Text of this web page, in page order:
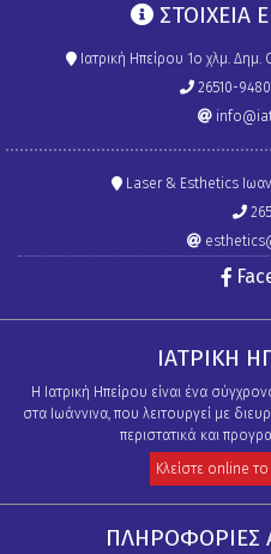
ΣΤΟΙΧΕΙΑ
Ιατρική Ηπείρου 1ο χλμ.
26510-
Laser & Esthetics
ΙΑΤΡΙΚΉ
Η Ιατρική Ηπείρου είναι ένα
στα Ιωάννινα, που λειτουργεί με
περιστατικά και
Κλείστε online
ΠΛΗΡΟΦΟΡΙΕΣ